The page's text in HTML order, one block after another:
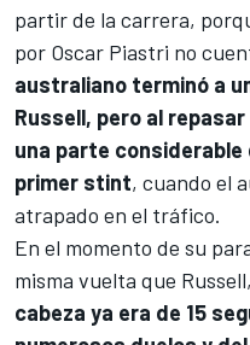
partir de la carrera,
por Oscar Piastri no
australiano terminó a
Russell, pero al
una parte considerable
primer stint, cuando el
atrapado en el tráfico.
En el momento de su
misma vuelta que Russell,
cabeza ya era de 15